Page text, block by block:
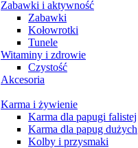
Zabawki i aktywność
Zabawki
Kołowrotki
Tunele
Witaminy i zdrowie
Czystość
Akcesoria
Karma i żywienie
Karma dla papugi falistej
Karma dla papug dużych
Kolby i przysmaki